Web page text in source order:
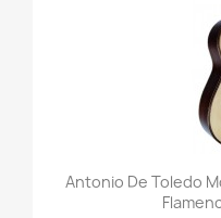
Antonio De Toledo